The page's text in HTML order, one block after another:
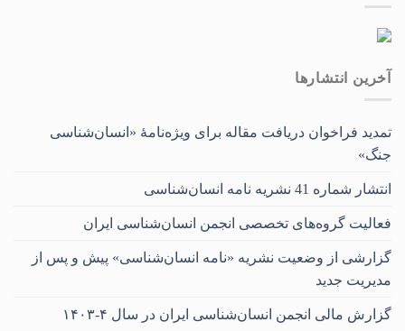
آخرین انتشار‌ها
تمدید فراخوان دریافت مقاله برای ویژه‌نامۀ «انسان‌شناسی
جنگ»
انتشار شماره 41 نشریه نامه انسان‌شناسی
فعالیت گروه‌های تخصصی انجمن انسان‌شناسی ایران
گزارشی از وضعیت نشریه «نامه انسان‌شناسی» پیش و پس از
مدیریت جدید
گزارش مالی انجمن انسان‌شناسی ایران در سال ۴-۱۴۰۳